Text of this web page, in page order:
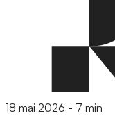
18 mai 2026 - 7 min